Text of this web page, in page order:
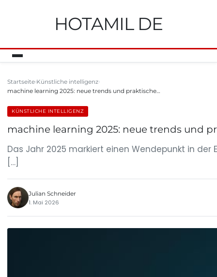
HOTAMIL DE
Startseite Künstliche intelligenz
machine learning 2025: neue trends und praktische…
KÜNSTLICHE INTELLIGENZ
machine learning 2025: neue trends und
Das Jahr 2025 markiert einen Wendepunkt in der
[…]
Julian Schneider
1. Mai 2026